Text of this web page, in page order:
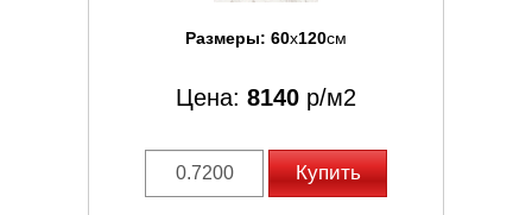
Размеры: 60x120см
Цена: 8140 р/м2
Купить